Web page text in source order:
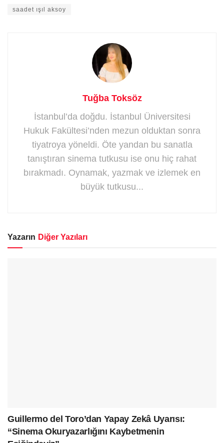
saadet ışıl aksoy
Tuğba Toksöz
İstanbul’da doğdu. İstanbul Üniversitesi
Hukuk Fakültesi’nden mezun olduktan sonra
tiyatroya yöneldi. Öte yandan bu sanatla
tanıştıran sinema tutkusu ise onu hiç rahat
bırakmadı. Oynamak, yazmak ve izlemek en
büyük tutkusu...
Yazarın Diğer Yazıları
Guillermo del Toro’dan Yapay Zekâ Uyarısı:
“Sinema Okuryazarlığını Kaybetmenin